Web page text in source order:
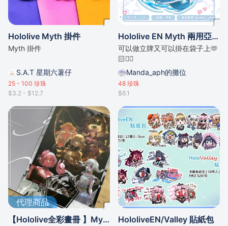
Hololive Myth 掛件
Myth 掛件
S.A.T 星期六薯仔
25 - 100 珍珠
$3.2 - $12.7
Hololive EN Myth 兩用亞克力掛件立牌
可以做立牌又可以掛在袋子上🫶
🏻👍🏻
Manda_aph的攤位
48 珍珠
$6.1
代理商品
【Hololive全彩畫冊 】Myth
HololiveEN/Valley 貼紙包